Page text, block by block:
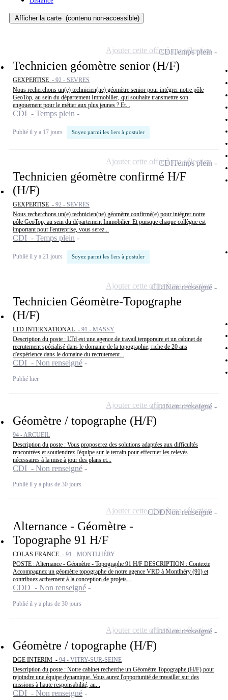
Afficher la carte (contenu non-accessible)
Technicien géomètre senior (H/F)
GEXPERTISE - 92 - SEVRES
Nous recherchons un(e) technicien(ne) géomètre senior pour intégrer notre pôle
GeoTop, au sein du département Immobilier, qui souhaite transmettre son
engouement pour le métier aux plus jeunes ? Et...
CDI - Temps plein
Publié il y a 17 jours Soyez parmi les 1ers à postuler
CDITemps plein
Ajouter cette offre à ma sélection
Technicien géomètre confirmé H/F
(H/F)
GEXPERTISE - 92 - SEVRES
Nous recherchons un(e) technicien(ne) géomètre confirmé(e) pour intégrer notre
pôle GeoTop, au sein du département Immobilier. Et puisque chaque collègue est
important pour l'entreprise, vous serez...
CDI - Temps plein
Publié il y a 21 jours Soyez parmi les 1ers à postuler
CDITemps plein
Ajouter cette offre à ma sélection
Technicien Géomètre-Topographe
(H/F)
LTD INTERNATIONAL - 91 - MASSY
Description du poste : LTd est une agence de travail temporaire et un cabinet de
recrutement spécialisé dans le domaine de la topographie, riche de 20 ans
d'expérience dans le domaine du recrutement...
CDI - Non renseigné
Publié hier
CDINon renseigné
Ajouter cette offre à ma sélection
Géomètre / topographe (H/F)
94 - ARCUEIL
Description du poste : Vous proposerez des solutions adaptées aux difficultés
rencontrées et soutiendrez l'équipe sur le terrain pour effectuer les relevés
nécessaires à la mise à jour des plans et...
CDI - Non renseigné
Publié il y a plus de 30 jours
CDINon renseigné
Ajouter cette offre à ma sélection
Alternance - Géomètre -
Topographe 91 H/F
COLAS FRANCE - 91 - MONTLHÉRY
POSTE : Alternance - Géomètre - Topographe 91 H/F DESCRIPTION : Contexte
Accompagnez un géomètre topographe de notre agence VRD à Montlhéry (91) et
contribuez activement à la conception de projets...
CDD - Non renseigné
Publié il y a plus de 30 jours
CDDNon renseigné
Ajouter cette offre à ma sélection
Géomètre / topographe (H/F)
DGE INTERIM - 94 - VITRY-SUR-SEINE
Description du poste : Notre cabinet recherche un Géomètre Topographe (H/F) pour
rejoindre une équipe dynamique. Vous aurez l'opportunité de travailler sur des
missions à haute responsabilité, au...
CDI - Non renseigné
CDINon renseigné
Ajouter cette offre à ma sélection